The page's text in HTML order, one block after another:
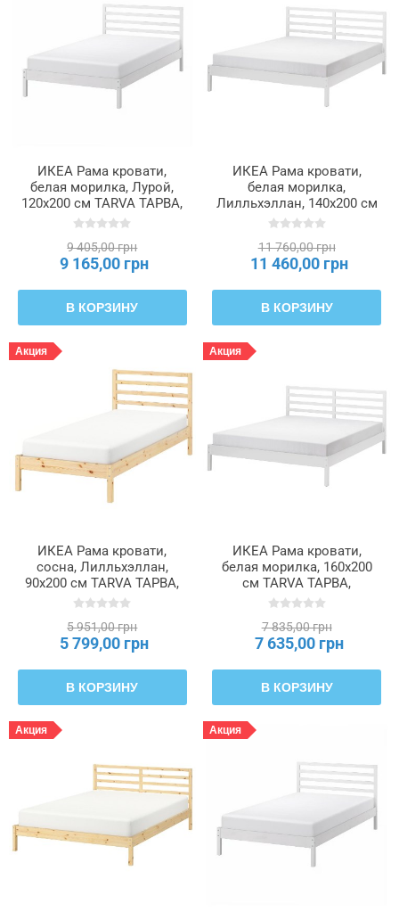
ИКЕА Рама кровати,
белая морилка, Лурой,
120x200 см TARVA ТАРВА,
495.539.33
9 405,00 грн
9 165,00 грн
В КОРЗИНУ
ИКЕА Рама кровати,
белая морилка,
Лилльхэллан, 140x200 см
TARVA ТАРВА, 596.158.36
11 760,00 грн
11 460,00 грн
В КОРЗИНУ
Акция
ИКЕА Рама кровати,
сосна, Лилльхэллан,
90x200 см TARVA ТАРВА,
596.158.41
5 951,00 грн
5 799,00 грн
В КОРЗИНУ
Акция
ИКЕА Рама кровати,
белая морилка, 160x200
см TARVA ТАРВА,
605.862.01
7 835,00 грн
7 635,00 грн
В КОРЗИНУ
Акция Акция